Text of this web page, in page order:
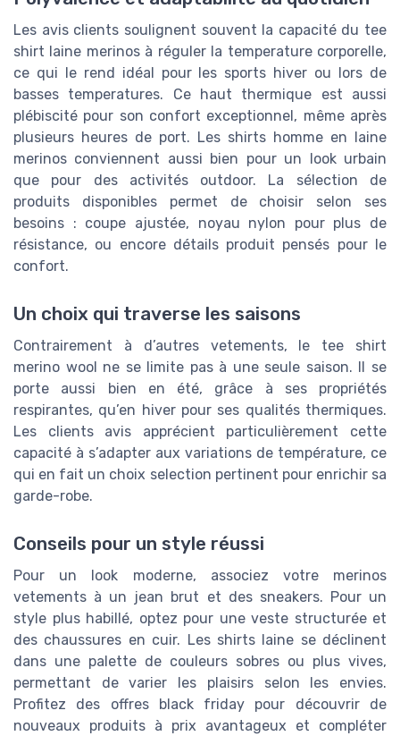
Les avis clients soulignent souvent la capacité du tee
shirt laine merinos à réguler la temperature corporelle,
ce qui le rend idéal pour les sports hiver ou lors de
basses temperatures. Ce haut thermique est aussi
plébiscité pour son confort exceptionnel, même après
plusieurs heures de port. Les shirts homme en laine
merinos conviennent aussi bien pour un look urbain
que pour des activités outdoor. La sélection de
produits disponibles permet de choisir selon ses
besoins : coupe ajustée, noyau nylon pour plus de
résistance, ou encore détails produit pensés pour le
confort.
Un choix qui traverse les saisons
Contrairement à d’autres vetements, le tee shirt
merino wool ne se limite pas à une seule saison. Il se
porte aussi bien en été, grâce à ses propriétés
respirantes, qu’en hiver pour ses qualités thermiques.
Les clients avis apprécient particulièrement cette
capacité à s’adapter aux variations de température, ce
qui en fait un choix selection pertinent pour enrichir sa
garde-robe.
Conseils pour un style réussi
Pour un look moderne, associez votre merinos
vetements à un jean brut et des sneakers. Pour un
style plus habillé, optez pour une veste structurée et
des chaussures en cuir. Les shirts laine se déclinent
dans une palette de couleurs sobres ou plus vives,
permettant de varier les plaisirs selon les envies.
Profitez des offres black friday pour découvrir de
nouveaux produits à prix avantageux et compléter